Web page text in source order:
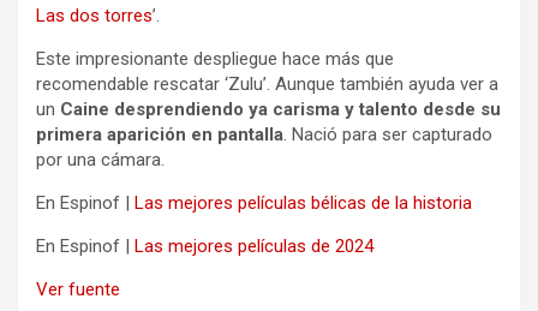
Las dos torres’.
Este impresionante despliegue hace más que
recomendable rescatar ‘Zulu’. Aunque también ayuda ver a
un Caine desprendiendo ya carisma y talento desde su
primera aparición en pantalla. Nació para ser capturado
por una cámara.
En Espinof | Las mejores películas bélicas de la historia
En Espinof | Las mejores películas de 2024
Ver fuente